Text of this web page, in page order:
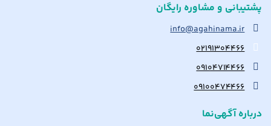
پشتیبانی و مشاوره رایگان
info@agahinama.ir
۰۲۱۹۱۳۰۴۴۶۶
۰۹۱۰۴۷۱۴۴۶۶
۰۹۱۰۰۴۷۴۴۶۶
درباره آگهی‌نما